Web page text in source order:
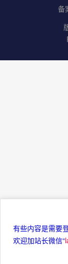
备
有些内容是需要
欢迎加站长微信“